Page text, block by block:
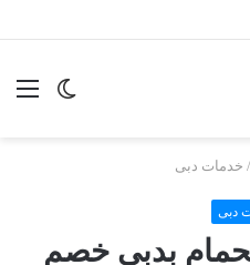
الوضع
/ خدمات دبى
دبى
بدبى خصم